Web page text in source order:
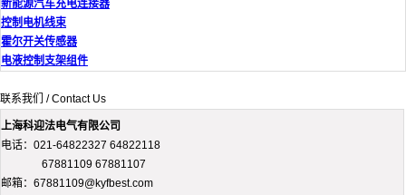
新能源汽车充电连接器
控制电机线束
霍尔开关传感器
电液控制支架组件
联系我们 / Contact Us
上海科迎法电气有限公司
电话：021-64822327 64822118
67881109 67881107
邮箱：67881109@kyfbest.com